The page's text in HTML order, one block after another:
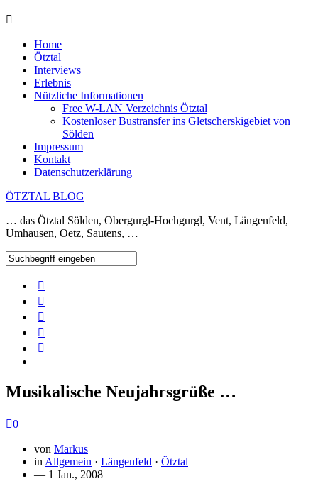
Home
Ötztal
Interviews
Erlebnis
Nützliche Informationen
Free W-LAN Verzeichnis Ötztal
Kostenloser Bustransfer ins Gletscherskigebiet von
Sölden
Impressum
Kontakt
Datenschutzerklärung
ÖTZTAL BLOG
… das Ötztal Sölden, Obergurgl-Hochgurgl, Vent, Längenfeld,
Umhausen, Oetz, Sautens, …
Musikalische Neujahrsgrüße …
0
von Markus
in Allgemein · Längenfeld · Ötztal
— 1 Jan., 2008